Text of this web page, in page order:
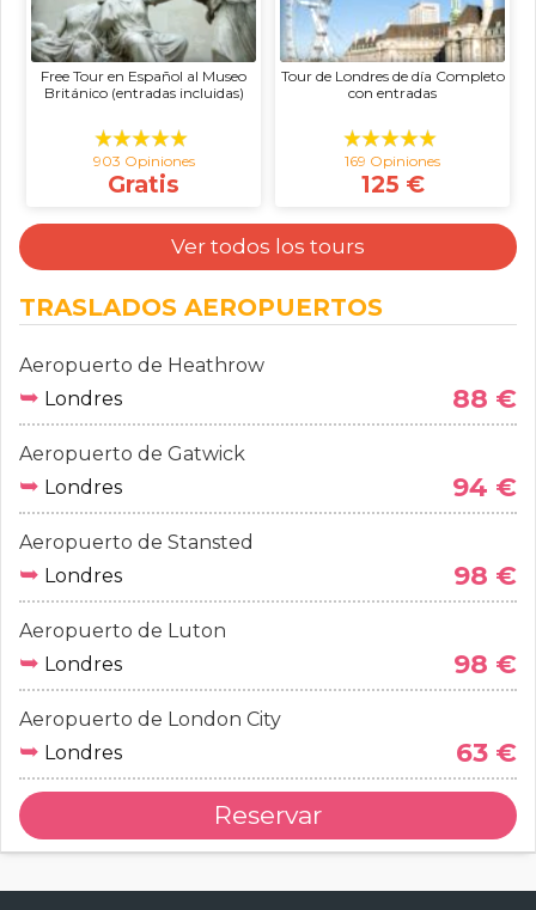
Free Tour en Español al Museo
Británico (entradas incluidas)
903 Opiniones
Gratis
Tour de Londres de día Completo
con entradas
169 Opiniones
125 €
Ver todos los tours
TRASLADOS AEROPUERTOS
Aeropuerto de Heathrow
➥ Londres 88 €
Aeropuerto de Gatwick
➥ Londres 94 €
Aeropuerto de Stansted
➥ Londres 98 €
Aeropuerto de Luton
➥ Londres 98 €
Aeropuerto de London City
➥ Londres 63 €
Reservar